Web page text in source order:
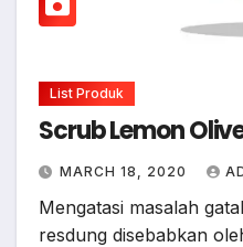
List Produk
Scrub Lemon
MARCH 18, 2020
Mengatasi masalah
resdung disebabkan